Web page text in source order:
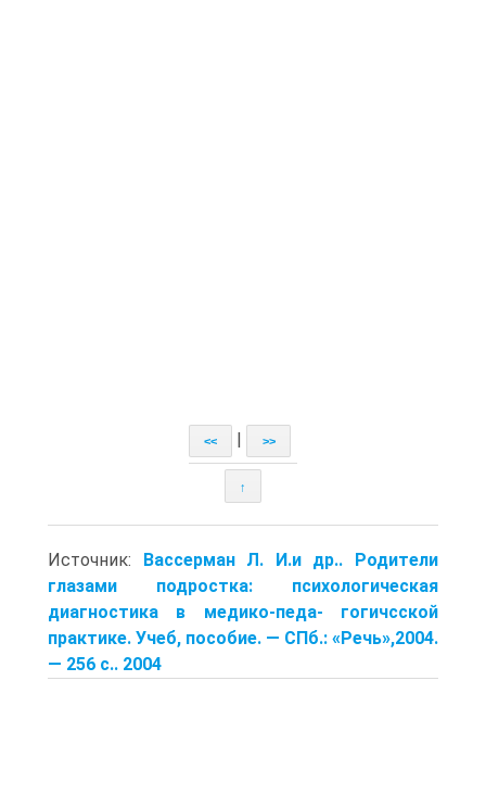
<< >>
↑
Источник: Вассерман Л. И.и др.. Родители
глазами подростка: психологическая
диагностика в медико-педа- гогичсской
практике. Учеб, пособие. — СПб.: «Речь»,2004.
— 256 с.. 2004